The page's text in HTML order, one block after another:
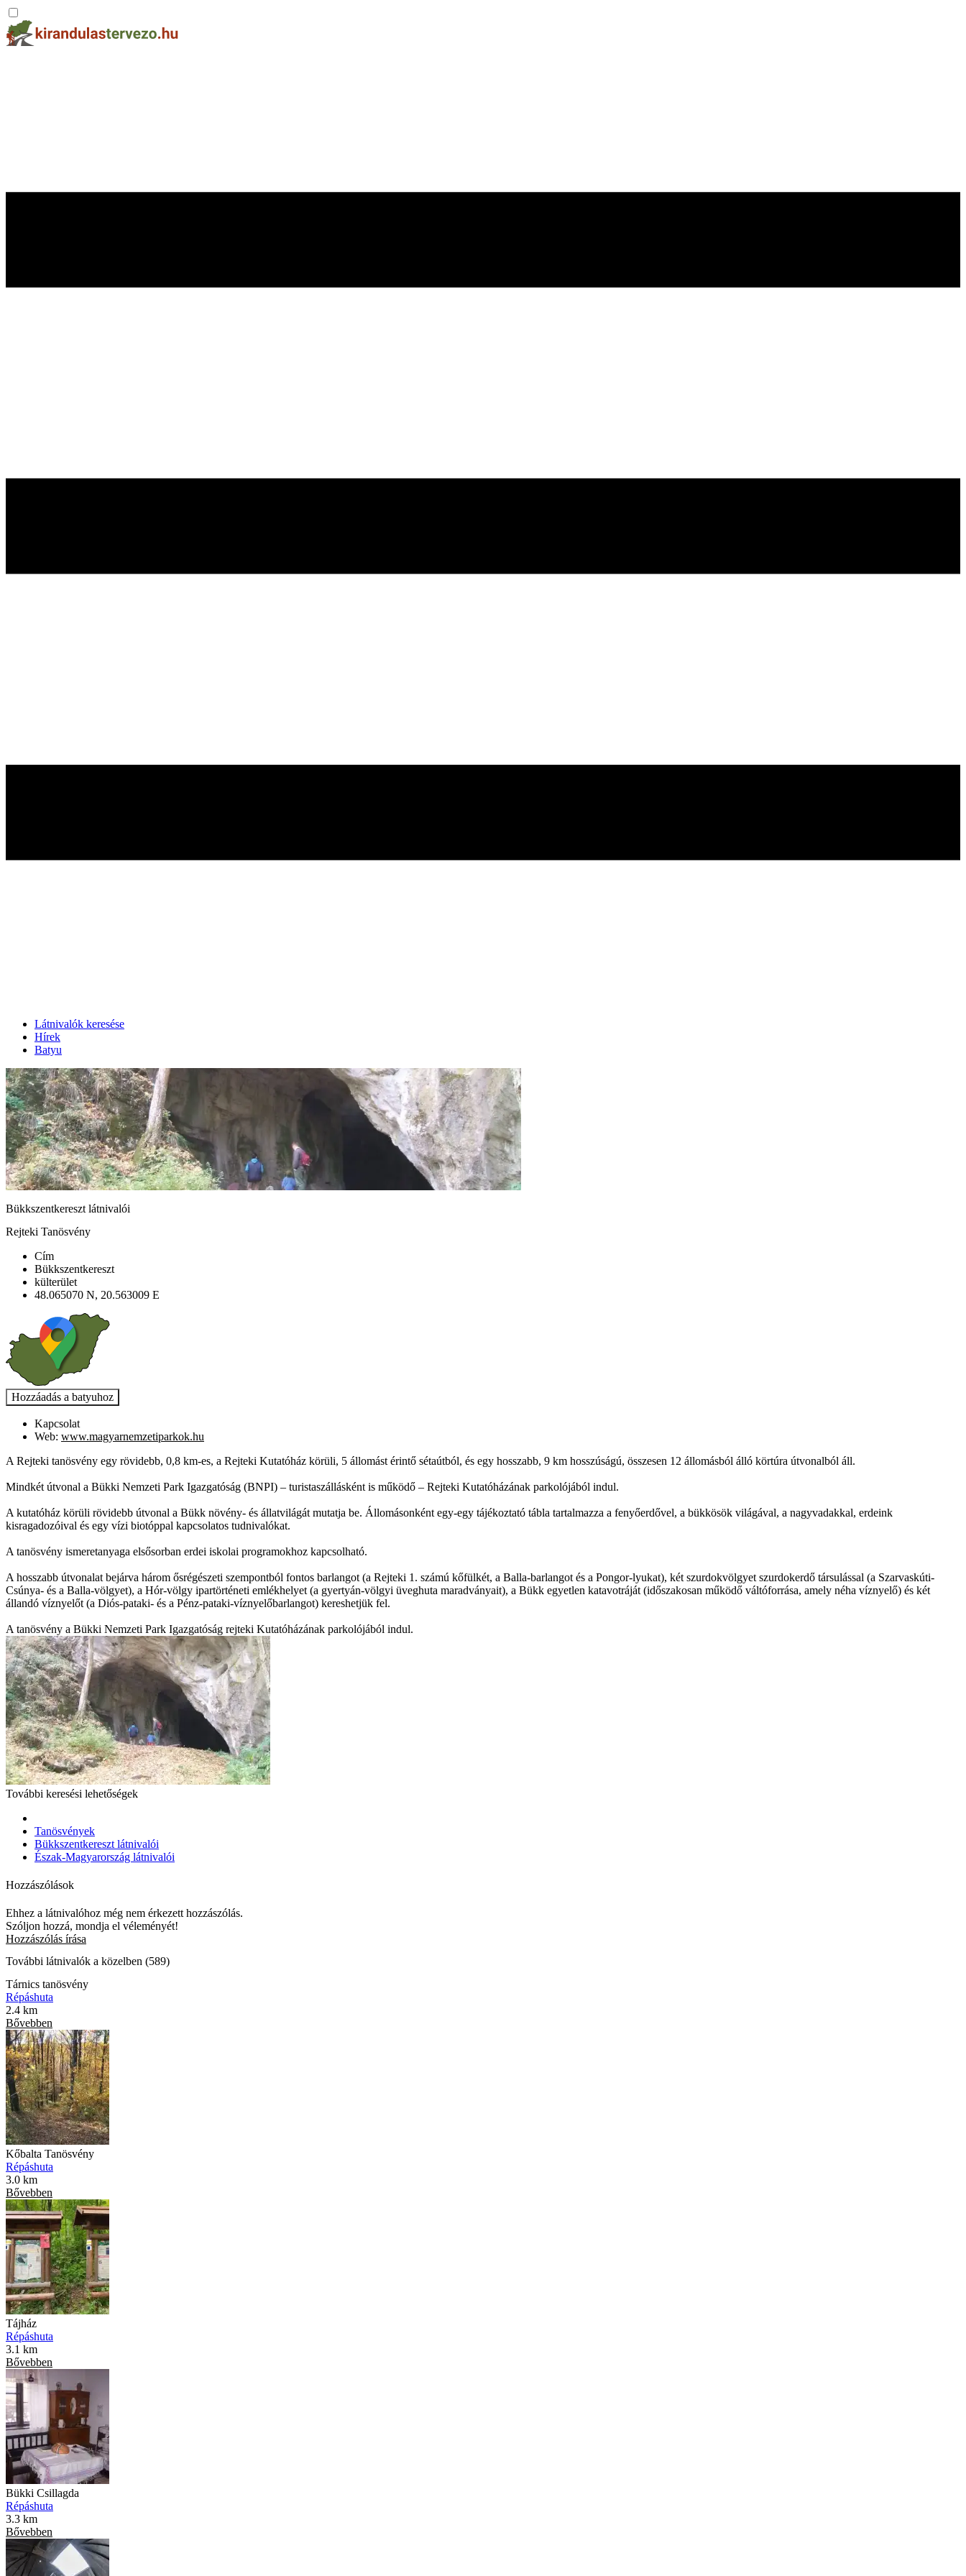
Látnivalók keresése
Hírek
Batyu
Bükkszentkereszt látnivalói
Rejteki Tanösvény
Cím
Bükkszentkereszt
külterület
48.065070 N, 20.563009 E
Kapcsolat
Web: www.magyarnemzetiparkok.hu
A Rejteki tanösvény egy rövidebb, 0,8 km-es, a Rejteki Kutatóház körüli, 5 állomást érintő sétaútból, és egy hosszabb, 9 km hosszúságú, összesen 12 állomásból álló körtúra útvonalból áll.
Mindkét útvonal a Bükki Nemzeti Park Igazgatóság (BNPI) – turistaszállásként is működő – Rejteki Kutatóházának parkolójából indul.
A kutatóház körüli rövidebb útvonal a Bükk növény- és állatvilágát mutatja be. Állomásonként egy-egy tájékoztató tábla tartalmazza a fenyőerdővel, a bükkösök világával, a nagyvadakkal, erdeink
kisragadozóival és egy vízi biotóppal kapcsolatos tudnivalókat.
A tanösvény ismeretanyaga elsősorban erdei iskolai programokhoz kapcsolható.
A hosszabb útvonalat bejárva három ősrégészeti szempontból fontos barlangot (a Rejteki 1. számú kőfülkét, a Balla-barlangot és a Pongor-lyukat), két szurdokvölgyet szurdokerdő társulással (a Szarvaskúti-
Csúnya- és a Balla-völgyet), a Hór-völgy ipartörténeti emlékhelyet (a gyertyán-völgyi üveghuta maradványait), a Bükk egyetlen katavotráját (időszakosan működő váltóforrása, amely néha víznyelő) és két
állandó víznyelőt (a Diós-pataki- és a Pénz-pataki-víznyelőbarlangot) kereshetjük fel.
A tanösvény a Bükki Nemzeti Park Igazgatóság rejteki Kutatóházának parkolójából indul.
További keresési lehetőségek
Tanösvények
Bükkszentkereszt látnivalói
Észak-Magyarország látnivalói
Hozzászólások
Ehhez a látnivalóhoz még nem érkezett hozzászólás.
Szóljon hozzá, mondja el véleményét!
Hozzászólás írása
További látnivalók a közelben (589)
Tárnics tanösvény
Répáshuta
2.4 km
Bővebben
Kőbalta Tanösvény
Répáshuta
3.0 km
Bővebben
Tájház
Répáshuta
3.1 km
Bővebben
Bükki Csillagda
Répáshuta
3.3 km
Bővebben